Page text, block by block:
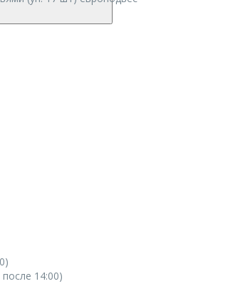
14:00)